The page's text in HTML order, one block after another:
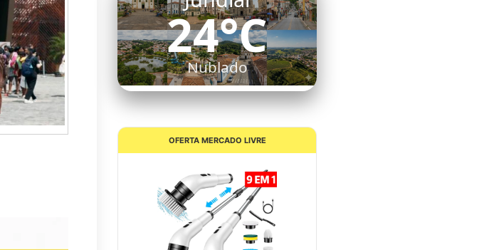
27°C
Nublado
OFERTA MERCADO LIVRE